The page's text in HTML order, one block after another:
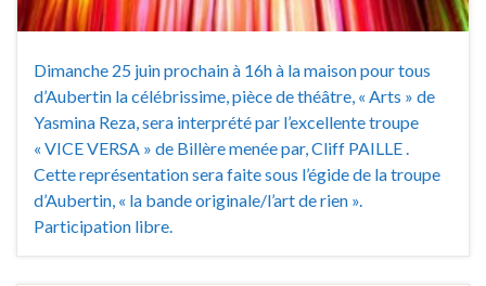
Dimanche 25 juin prochain à 16h à la maison pour tous
d’Aubertin la célébrissime, pièce de théâtre, « Arts » de
Yasmina Reza, sera interprété par l’excellente troupe
« VICE VERSA » de Billère menée par, Cliff PAILLE .
Cette représentation sera faite sous l’égide de la troupe
d’Aubertin, « la bande originale/l’art de rien ».
Participation libre.